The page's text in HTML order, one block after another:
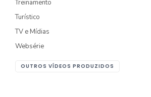
ESTÚDIO
FOTO/VÍDEO
Treinamento
Turístico
TV e Mídias
Websérie
OUTROS VÍDEOS PRODUZIDOS